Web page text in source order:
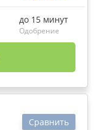
до 15 минут
Одобрение
Сравнить